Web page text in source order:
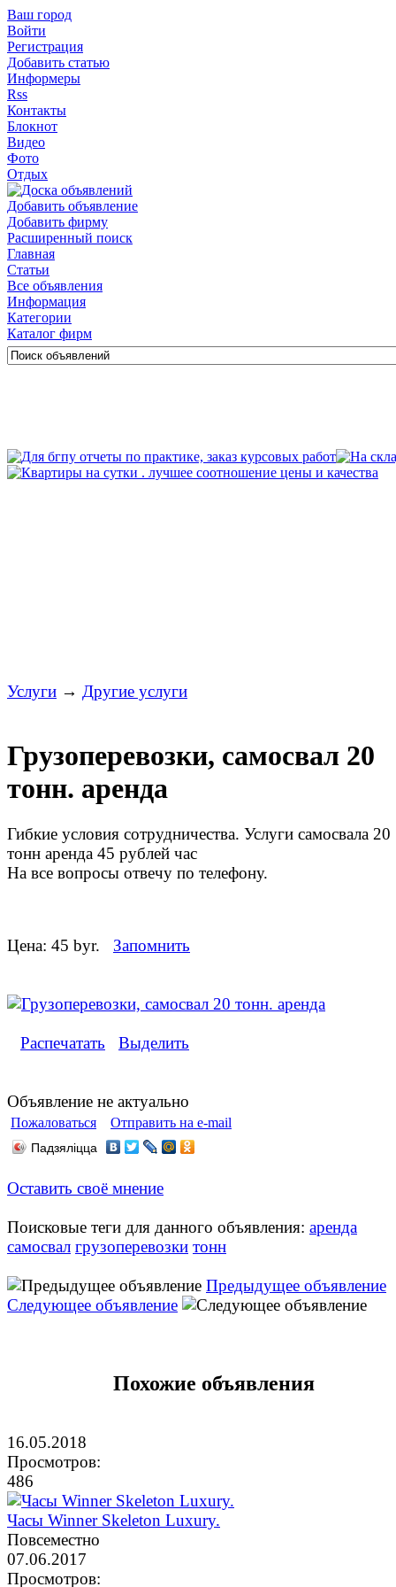
Ваш город
Войти
Регистрация
Добавить статью
Информеры
Rss
Контакты
Блокнот
Видео
Фото
Отдых
Добавить объявление
Добавить фирму
Расширенный поиск
Главная
Статьи
Все объявления
Информация
Категории
Каталог фирм
Услуги → Другие услуги
Грузоперевозки, самосвал 20
тонн. аренда
Гибкие условия сотрудничества. Услуги самосвала 20
тонн аренда 45 рублей час
На все вопросы отвечу по телефону.
Цена: 45 byr. Запомнить
Распечатать Выделить
Объявление не актуально
Пожаловаться Отправить на e-mail
Падзяліцца
Оставить своё мнение
Поисковые теги для данного объявления: аренда
самосвал грузоперевозки тонн
Предыдущее объявление
Следующее объявление
Похожие объявления
16.05.2018
Просмотров:
486
Часы Winner Skeleton Luxury.
Повсеместно
07.06.2017
Просмотров: